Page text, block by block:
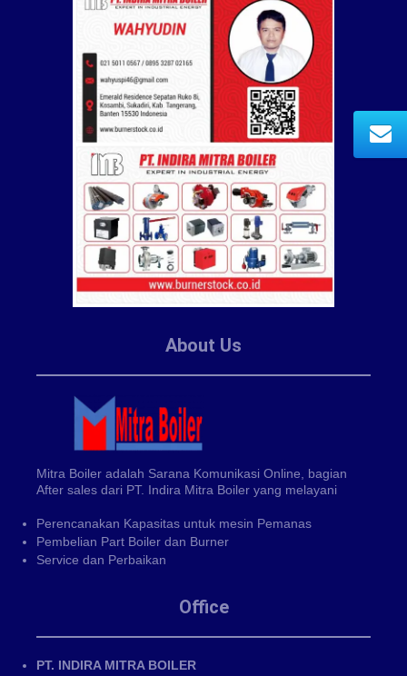
About Us
Mitra Boiler adalah Sarana Komunikasi Online, bagian
After sales dari PT. Indira Mitra Boiler yang melayani
Perencanakan Kapasitas untuk mesin Pemanas
Pembelian Part Boiler dan Burner
Service dan Perbaikan
Office
PT. INDIRA MITRA BOILER